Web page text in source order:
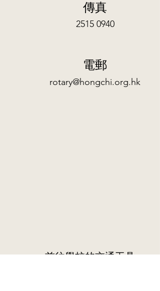
傳真
2515 0940
電郵
rotary@hongchi.org.hk
前往學校的交通工具